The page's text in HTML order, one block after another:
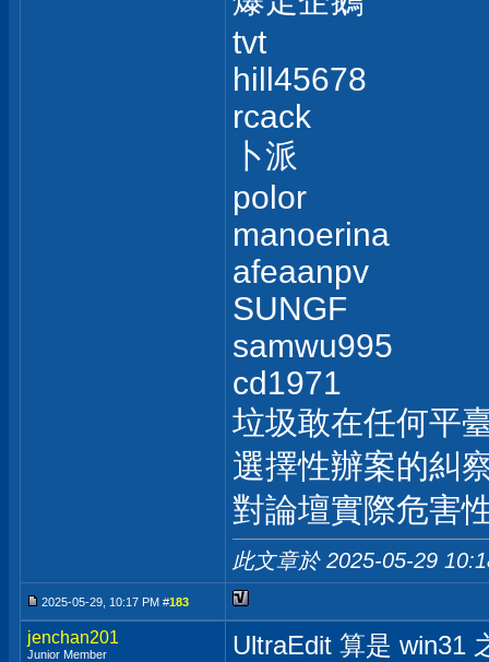
tvt
hill45678
rcack
卜派
polor
manoerina
afeaanpv
SUNGF
samwu995
cd1971
垃圾敢在任何平
選擇性辦案的糾
對論壇實際危害
此文章於 2025-05-29
2025-05-29, 10:17 PM #183
jenchan201
Junior Member UltraEdit 算是 win31